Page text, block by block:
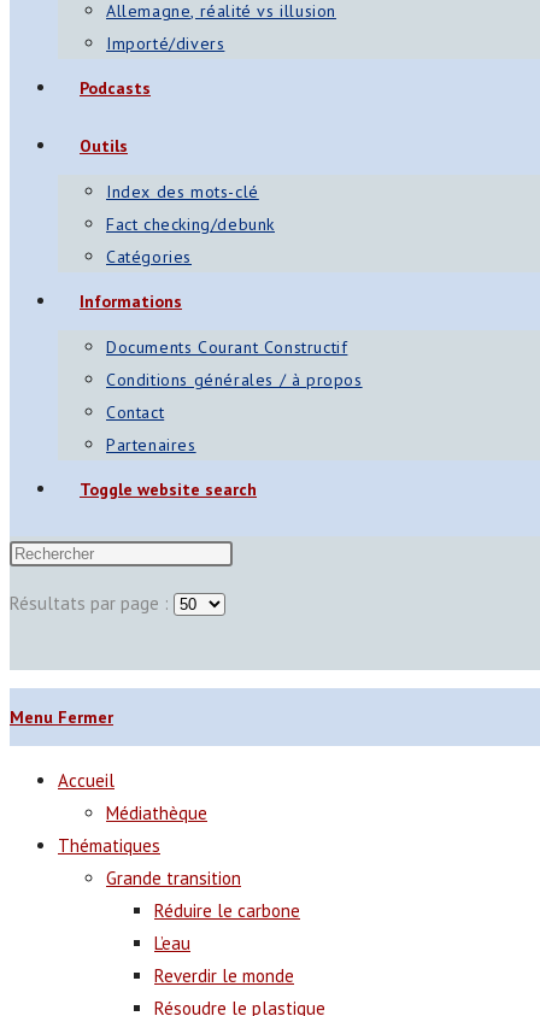
Allemagne, réalité vs illusion
Importé/divers
Podcasts
Outils
Index des mots-clé
Fact checking/debunk
Catégories
Informations
Documents Courant Constructif
Conditions générales / à propos
Contact
Partenaires
Toggle website search
Résultats par page :
Menu Fermer
Accueil
Médiathèque
Thématiques
Grande transition
Réduire le carbone
L’eau
Reverdir le monde
Résoudre le plastique